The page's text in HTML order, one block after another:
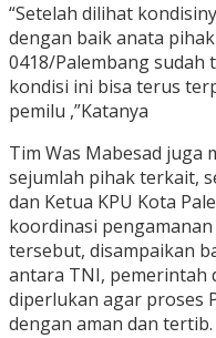
“Setelah dilihat
dengan baik anata
0418/Palembang sudah
kondisi ini bisa terus
pemilu ,”Katanya
Tim Was Mabesad juga
sejumlah pihak terkait,
dan Ketua KPU Kota
koordinasi
tersebut, disampaikan
antara TNI, pemerintah
diperlukan agar proses
dengan aman dan tertib.